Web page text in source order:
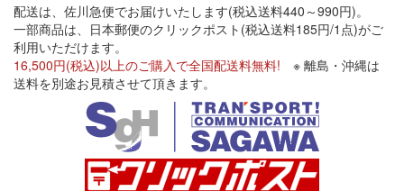
配送は、佐川急便でお届けいたします(税込送料440～990円)。
一部商品は、日本郵便のクリックポスト(税込送料185円/1点)がご
利用いただけます。
16,500円(税込)以上のご購入で全国配送料無料! ※ 離島・沖縄は
送料を別途お見積させて頂きます。